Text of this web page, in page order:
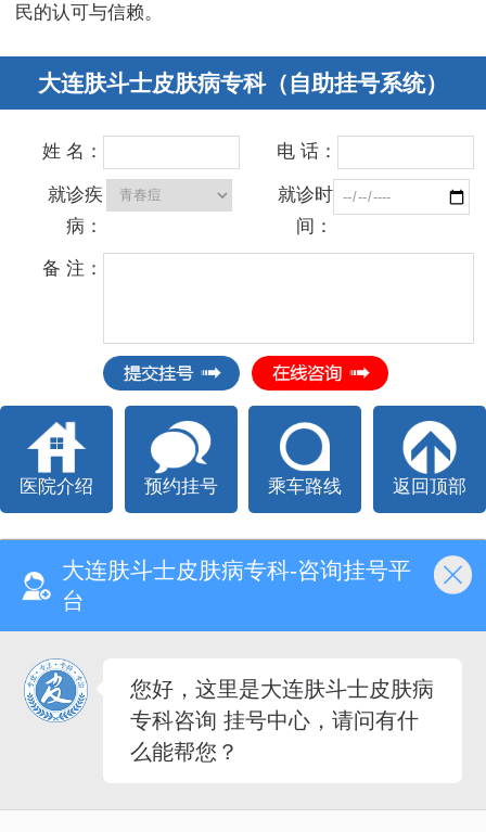
民的认可与信赖。
大连肤斗士皮肤病专科（自助挂号系统）
姓 名： 电 话：
就诊疾
病：
就诊时
间：
备 注：
医院介绍 预约挂号 乘车路线 返回顶部
Copyright @ All right reserved.
电话：0411-81101888
医院地址：大连市中山区昆明街92、94、96、82号
大医广[2023]第06-28-02号
备案号： 辽ICP备2023007572号-8
大连肤斗士皮肤病专科-咨询挂号平
台
您好，这里是大连肤斗士皮肤病
专科咨询 挂号中心，请问有什
么能帮您？